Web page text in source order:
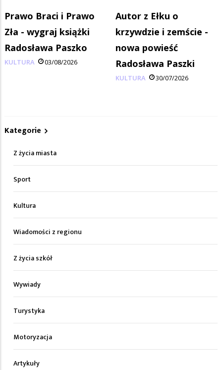
Prawo Braci i Prawo
Zła - wygraj książki
Radosława Paszko
KULTURA 03/08/2026
Autor z Ełku o
krzywdzie i zemście -
nowa powieść
Radosława Paszki
KULTURA 30/07/2026
Kategorie
Z życia miasta
Sport
Kultura
Wiadomości z regionu
Z życia szkół
Wywiady
Turystyka
Motoryzacja
Artykuły